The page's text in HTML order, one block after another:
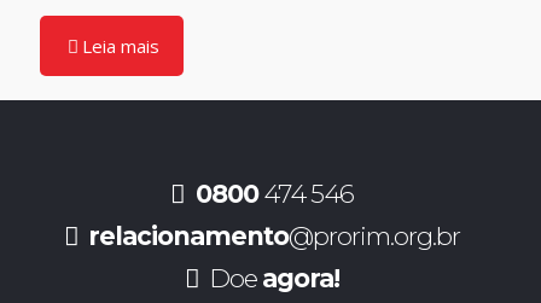
Leia mais
0800474 546
relacionamento@prorim.org.br
Doe agora!